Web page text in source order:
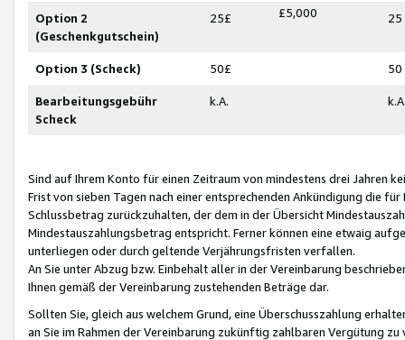
Option 2
(Geschenkgutschein)
25£ £5,000 25
Option 3 (Scheck) 50£ 50
Bearbeitungsgebühr
Scheck
k.A.
Sind auf Ihrem Konto für einen Zeitraum von mindestens drei Jahren
Frist von sieben Tagen nach einer entsprechenden Ankündigung die
Schlussbetrag zurückzuhalten, der dem in der Übersicht
Mindestauszahlungsbetrag entspricht. Ferner können eine etwaig
unterliegen oder durch geltende Verjährungsfristen verfallen.
An Sie unter Abzug bzw. Einbehalt aller in der Vereinbarung
Ihnen gemäß der Vereinbarung zustehenden Beträge dar.
Sollten Sie, gleich aus welchem Grund, eine Überschusszahlung
an Sie im Rahmen der Vereinbarung zukünftig zahlbaren Vergütung zu